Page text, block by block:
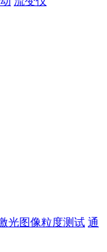
光图像粒度测试 通